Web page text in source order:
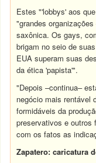
Estes "'lobbys' aos
"grandes
saxônica. Os gays,
brigam no seio de
EUA superam suas
da ética 'papista'".
"Depois –continua–
negócio mais rentável
formidáveis da
preservativos e outros
com os fatos as
Zapatero: caricatura